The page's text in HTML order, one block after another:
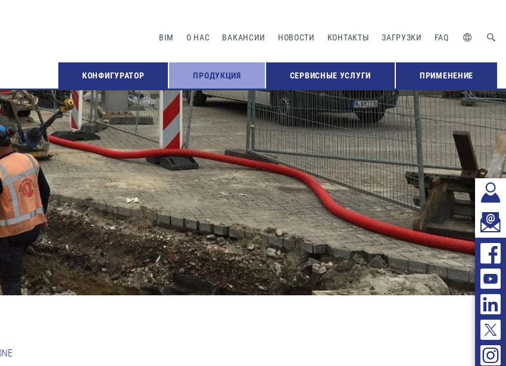
BIM О НАС ВАКАНСИИ НОВОСТИ КОНТАКТЫ ЗАГРУЗКИ FAQ
КОНФИГУРАТОР ПРОДУКЦИЯ СЕРВИСНЫЕ УСЛУГИ ПРИМЕНЕНИЕ